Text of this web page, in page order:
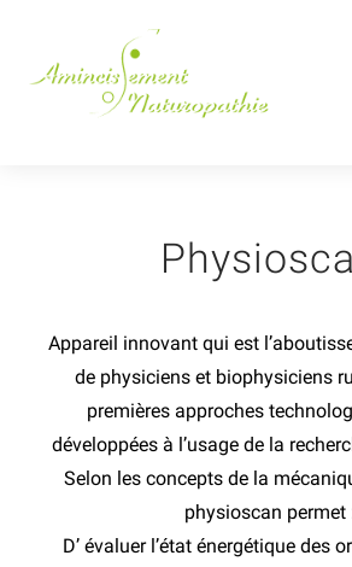
Appareil innovant qui est
de physiciens et biophysiciens
premières approches
développées à l’usage de la
Selon les concepts de la
physioscan permet
D’ évaluer l’état énergétique des